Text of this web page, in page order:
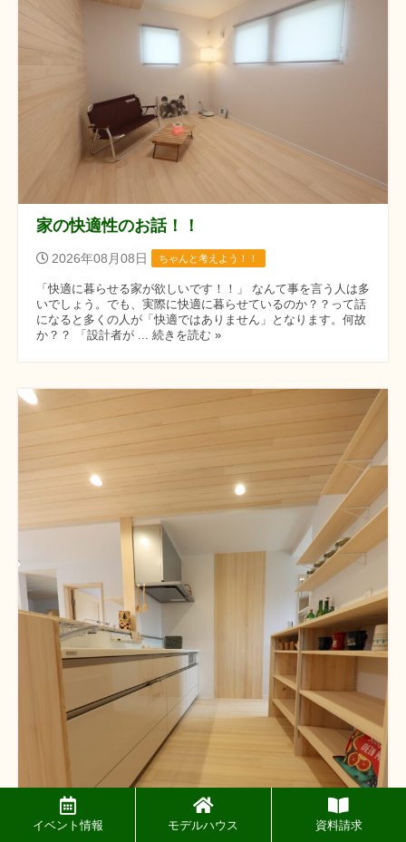
家の快適性のお話！！
2026年08月08日 ちゃんと考えよう！！
「快適に暮らせる家が欲しいです！！」 なんて事を言う人は多
いでしょう。でも、実際に快適に暮らせているのか？？って話
になると多くの人が「快適ではありません」となります。何故
か？？ 「設計者が ... 続きを読む »
イベント情報 モデルハウス 資料請求